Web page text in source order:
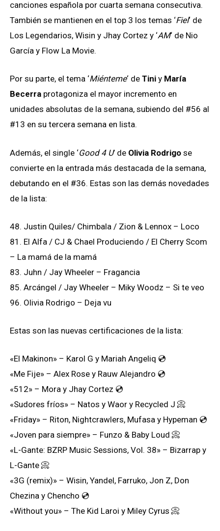
canciones española por cuarta semana consecutiva.
También se mantienen en el top 3 los temas ‘Fiel‘ de
Los Legendarios, Wisin y Jhay Cortez y ‘AM‘ de Nio
García y Flow La Movie.
Por su parte, el tema ‘Miénteme‘ de Tini y María
Becerra protagoniza el mayor incremento en
unidades absolutas de la semana, subiendo del #56 al
#13 en su tercera semana en lista.
Además, el single ‘Good 4 U’ de Olivia Rodrigo se
convierte en la entrada más destacada de la semana,
debutando en el #36. Estas son las demás novedades
de la lista:
48. Justin Quiles/ Chimbala / Zion & Lennox – Loco
81. El Alfa / CJ & Chael Produciendo / El Cherry Scom
– La mamá de la mamá
83. Juhn / Jay Wheeler – Fragancia
85. Arcángel / Jay Wheeler – Miky Woodz – Si te veo
96. Olivia Rodrigo – Deja vu
Estas son las nuevas certificaciones de la lista:
«El Makinon» – Karol G y Mariah Angeliq 💿
«Me Fije» – Alex Rose y Rauw Alejandro 💿
«512» – Mora y Jhay Cortez 💿
«Sudores fríos» – Natos y Waor y Recycled J 📀
«Friday» – Riton, Nightcrawlers, Mufasa y Hypeman 💿
«Joven para siempre» – Funzo & Baby Loud 📀
«L-Gante: BZRP Music Sessions, Vol. 38» – Bizarrap y
L-Gante 📀
«3G (remix)» – Wisin, Yandel, Farruko, Jon Z, Don
Chezina y Chencho 💿
«Without you» – The Kid Laroi y Miley Cyrus 📀